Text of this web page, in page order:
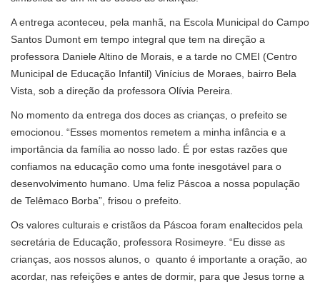
A entrega aconteceu, pela manhã, na Escola Municipal do Campo
Santos Dumont em tempo integral que tem na direção a
professora Daniele Altino de Morais, e a tarde no CMEI (Centro
Municipal de Educação Infantil) Vinícius de Moraes, bairro Bela
Vista, sob a direção da professora Olívia Pereira.
No momento da entrega dos doces as crianças, o prefeito se
emocionou. “Esses momentos remetem a minha infância e a
importância da família ao nosso lado. É por estas razões que
confiamos na educação como uma fonte inesgotável para o
desenvolvimento humano. Uma feliz Páscoa a nossa população
de Telêmaco Borba”, frisou o prefeito.
Os valores culturais e cristãos da Páscoa foram enaltecidos pela
secretária de Educação, professora Rosimeyre. “Eu disse as
crianças, aos nossos alunos, o quanto é importante a oração, ao
acordar, nas refeições e antes de dormir, para que Jesus torne a